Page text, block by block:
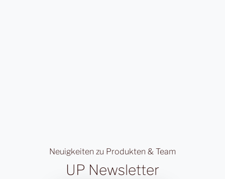
Neuigkeiten zu Produkten & Team
UP Newsletter